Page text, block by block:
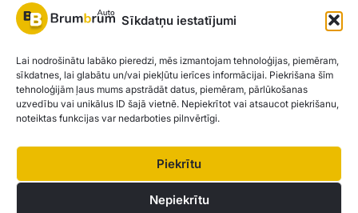
Sīkdatņu iestatījumi
Lai nodrošinātu labāko pieredzi, mēs izmantojam tehnoloģijas, piemēram,
sīkdatnes, lai glabātu un/vai piekļūtu ierīces informācijai. Piekrišana šīm
tehnoloģijām ļaus mums apstrādāt datus, piemēram, pārlūkošanas
uzvedību vai unikālus ID šajā vietnē. Nepiekrītot vai atsaucot piekrišanu,
noteiktas funkcijas var nedarboties pilnvērtīgi.
Piekrītu
Nepiekrītu
SIA "AUTOCLICK", Reģ. Nr. 40203371960, Adrese: Mazjumpravas
iela 77, Rīga, LV-1063 |20260160
Privātuma politikaKontakti
Brum Brum Auto nav finanšu iestāde, bet sadarbojas ar vairākām bankām un
piedāvājam konsultācijas un atbalstu, lai atrastu vislabākos finanšu risinājumus,
kas atbilst jūsu individuālajām vajadzībām un iespējām.